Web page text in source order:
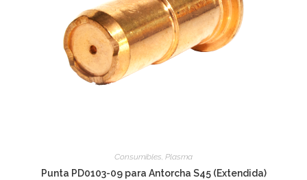
Consumibles, Plasma
Punta PD0103-09 para Antorcha S45 (Extendida)